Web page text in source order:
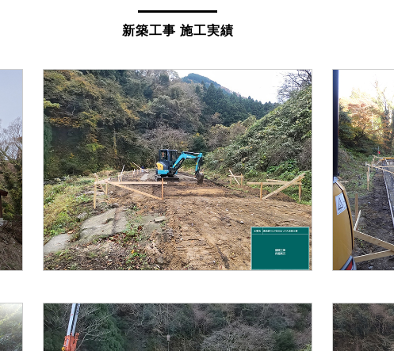
新築工事 施工実績